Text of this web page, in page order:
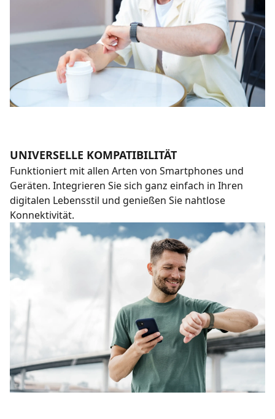
UNIVERSELLE KOMPATIBILITÄT
Funktioniert mit allen Arten von Smartphones und
Geräten. Integrieren Sie sich ganz einfach in Ihren
digitalen Lebensstil und genießen Sie nahtlose
Konnektivität.